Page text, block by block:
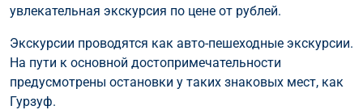
увлекательная экскурсия по цене от рублей.
Экскурсии проводятся как авто-пешеходные экскурсии.
На пути к основной достопримечательности
предусмотрены остановки у таких знаковых мест, как
Гурзуф.